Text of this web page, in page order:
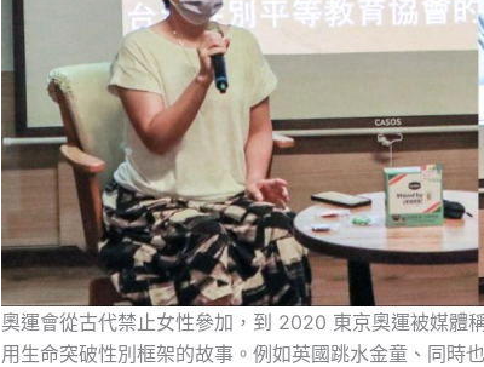
奧運會從古代禁止女性參加，到 2020 東京奧運被媒體
用生命突破性別框架的故事。例如英國跳水金童、同時